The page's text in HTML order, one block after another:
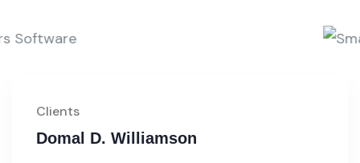
Clients
Domal D. Williamson